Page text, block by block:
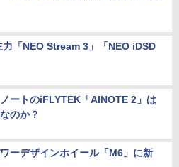
「NEO Stream 3」「NEO iDSD
ートのiFLYTEK「AINOTE 2」は
のか？
ーデザインホイール「M6」に新